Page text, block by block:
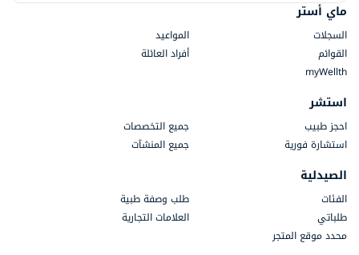
ماي أستر
السجلات
المواعيد
القوائم
أفراد العائلة
myWellth
استشر
احجز طبيب
جميع التخصصات
استشارة فورية
جميع المنشآت
الصيدلية
الفئات
طلب وصفة طبية
طلباتي
العلامات التجارية
محدد موقع المتجر